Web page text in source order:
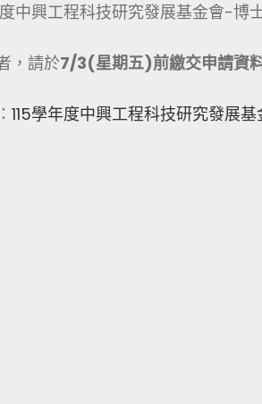
中興工程科技研究發展基金會-博
，請於7/3(星期五)前繳交申請資
115學年度中興工程科技研究發展